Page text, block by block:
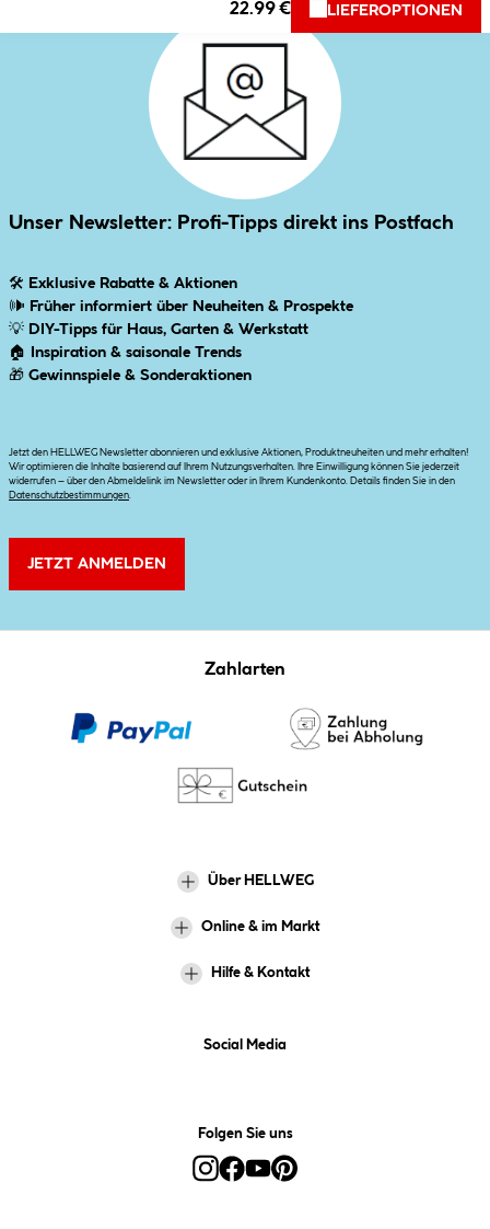
22.99 € LIEFEROPTIONEN
Unser Newsletter: Profi-Tipps direkt ins Postfach
🛠 Exklusive Rabatte & Aktionen
🕪 Früher informiert über Neuheiten & Prospekte
💡 DIY-Tipps für Haus, Garten & Werkstatt
🏠
Inspiration & saisonale Trends
🎁 Gewinnspiele & Sonderaktionen
Jetzt den HELLWEG Newsletter abonnieren und exklusive Aktionen, Produktneuheiten und mehr erhalten!
Wir optimieren die Inhalte basierend auf Ihrem Nutzungsverhalten. Ihre Einwilligung können Sie jederzeit
widerrufen – über den Abmeldelink im Newsletter oder in Ihrem Kundenkonto. Details finden Sie in den
Datenschutzbestimmungen
JETZT ANMELDEN
Zahlarten
Über HELLWEG
Online & im Markt
Hilfe & Kontakt
Social Media
Folgen Sie uns